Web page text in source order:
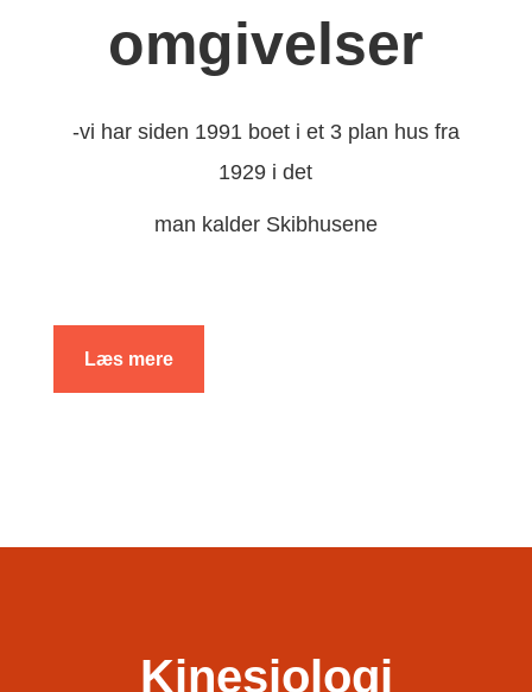
omgivelser
-vi har siden 1991 boet i et 3 plan hus fra
1929 i det
man kalder Skibhusene
Læs mere
Kinesiologi